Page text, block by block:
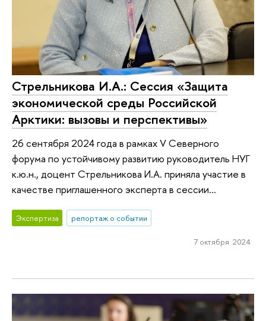
Стрельникова И.А.: Сессия «Защита
экономической среды Российской
Арктики: вызовы и перспективы»
26 сентября 2024 года в рамках V Северного
форума по устойчивому развитию руководитель НУГ
к.ю.н., доцент Стрельникова И.А. приняла участие в
качестве приглашенного эксперта в сессии...
Экспертиза репортаж о событии
7 октября 2024